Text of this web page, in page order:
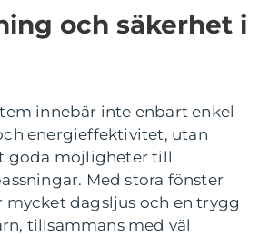
och säkerhet i
innebär inte enbart enkel
energieffektivitet, utan
goda möjligheter till
Med stora fönster
mycket dagsljus och en trygg
tillsammans med väl